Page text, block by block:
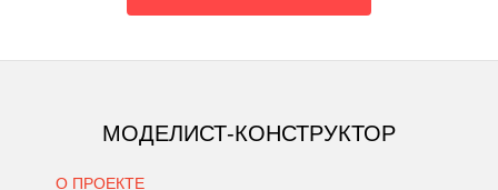
МОДЕЛИСТ-КОНСТРУКТОР
О ПРОЕКТЕ